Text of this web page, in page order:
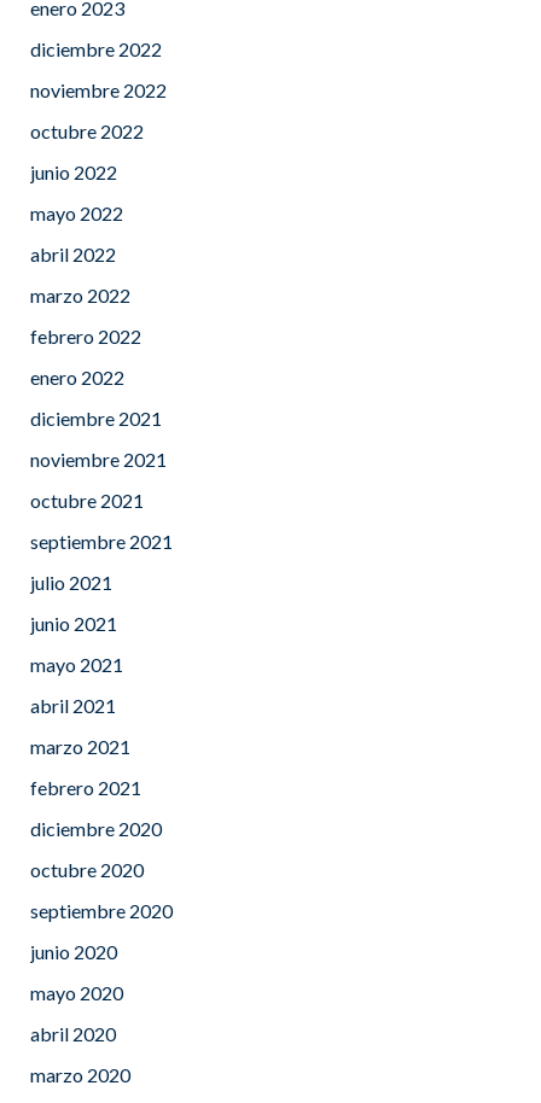
enero 2023
diciembre 2022
noviembre 2022
octubre 2022
junio 2022
mayo 2022
abril 2022
marzo 2022
febrero 2022
enero 2022
diciembre 2021
noviembre 2021
octubre 2021
septiembre 2021
julio 2021
junio 2021
mayo 2021
abril 2021
marzo 2021
febrero 2021
diciembre 2020
octubre 2020
septiembre 2020
junio 2020
mayo 2020
abril 2020
marzo 2020